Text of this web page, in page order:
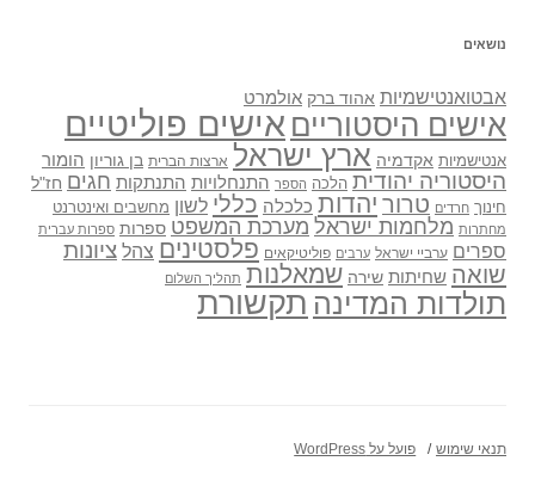
נושאים
אבטואנטישמיות אהוד ברק אולמרט
אישים היסטוריים אישים פוליטיים
אנטישמיות אקדמיה ארץ ישראל ארצות הברית בן גוריון הומור
היסטוריה יהודית הלכה הספר התנחלויות התנתקות חגים חז"ל
חינוך חרדים טרור יהדות כלכלה כללי לשון מחשבים ואינטרנט
מחתרות מלחמות ישראל מערכת המשפט ספרות ספרות עברית
ספרים ערביי ישראל ערבים פוליטיקאים פלסטינים צהל ציונות
שואה שחיתות שירה שמאלנות תהליך השלום
תולדות המדינה תקשורת
תנאי שימוש פועל על WordPress